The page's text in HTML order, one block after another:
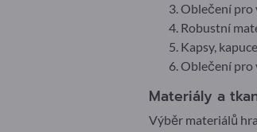
Oblečení pro
Robustní
Kapsy,
Oblečení pro
Materiály a
Výběr materiálů